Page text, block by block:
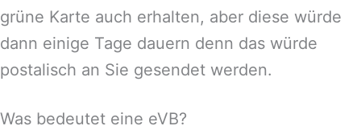
grüne Karte auch erhalten, aber diese würde
dann einige Tage dauern denn das würde
postalisch an Sie gesendet werden.
Was bedeutet eine eVB?